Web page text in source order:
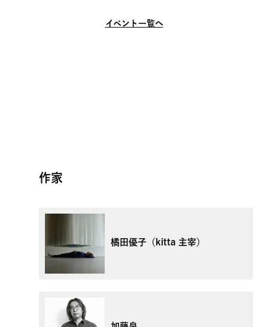
イベント一覧へ
作家
橘田優子（kitta 主宰）